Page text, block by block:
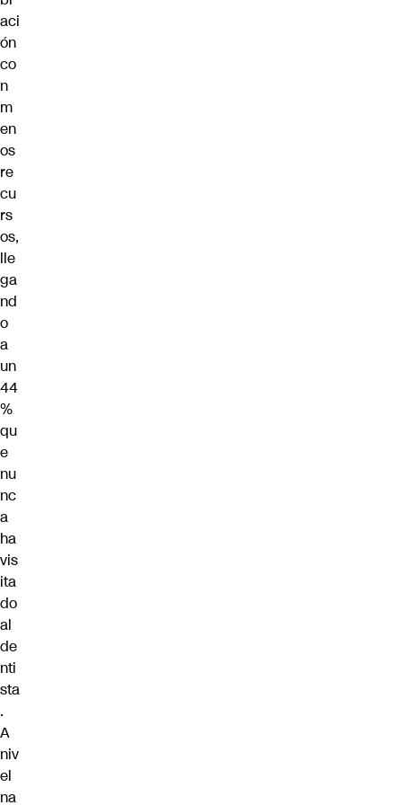
aci
ón
co
n
m
en
os
re
cu
rs
os,
lle
ga
nd
o
a
un
44
%
qu
e
nu
nc
a
ha
vis
ita
do
al
de
nti
sta
.
A
niv
el
na